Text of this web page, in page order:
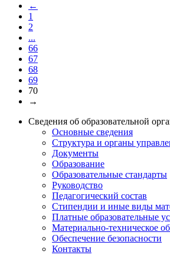
←
1
2
...
66
67
68
69
70
→
Сведения об образовательной
Основные сведения
Структура и органы
Документы
Образование
Образовательные стандарты
Руководство
Педагогический состав
Стипендии и иные виды
Платные образовательные
Материально-техническое
Обеспечение безопасности
Контакты